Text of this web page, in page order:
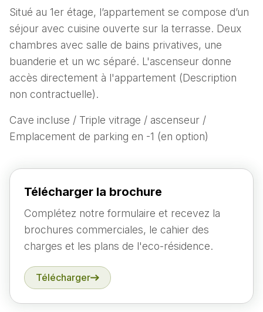
Situé au 1er étage, l’appartement se compose d’un
séjour avec cuisine ouverte sur la terrasse. Deux
chambres avec salle de bains privatives, une
buanderie et un wc séparé. L'ascenseur donne
accès directement à l'appartement (Description
non contractuelle).
Cave incluse / Triple vitrage / ascenseur /
Emplacement de parking en -1 (en option)
Télécharger la brochure
Complétez notre formulaire et recevez la
brochures commerciales, le cahier des
charges et les plans de l'eco-résidence.
Télécharger